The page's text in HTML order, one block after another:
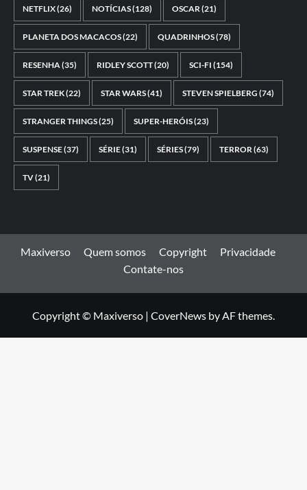
NETFLIX(26) NOTÍCIAS(128) OSCAR(21)
PLANETA DOS MACACOS(22) QUADRINHOS(78)
RESENHA(35) RIDLEY SCOTT(20) SCI-FI (154)
STAR TREK(22) STAR WARS(41) STEVEN SPIELBERG (74)
STRANGER THINGS(25) SUPER-HERÓIS(23)
SUSPENSE(37) SÉRIE(31) SÉRIES(79) TERROR(63)
TV(21)
Maxiverso Quem somos Copyright
Privacidade
Contate-nos
Copyright © Maxiverso | CoverNews by AF themes.